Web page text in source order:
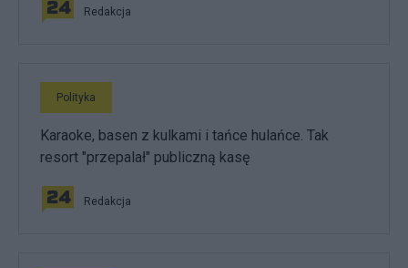
Redakcja
Polityka
Karaoke, basen z kulkami i tańce hulańce. Tak
resort "przepalał" publiczną kasę
Redakcja